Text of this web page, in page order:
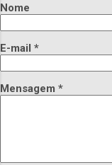
Nome
E-mail *
Mensagem *